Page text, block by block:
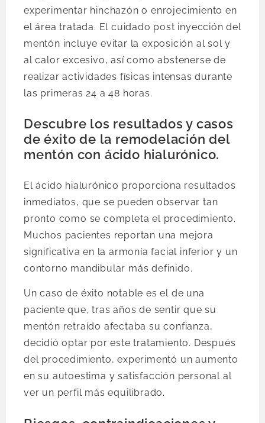
experimentar hinchazón o enrojecimiento en
el área tratada. El cuidado post inyección del
mentón incluye evitar la exposición al sol y
al calor excesivo, así como abstenerse de
realizar actividades físicas intensas durante
las primeras 24 a 48 horas.
Descubre los resultados y casos
de éxito de la remodelación del
mentón con ácido hialurónico.
El ácido hialurónico proporciona resultados
inmediatos, que se pueden observar tan
pronto como se completa el procedimiento.
Muchos pacientes reportan una mejora
significativa en la armonía facial inferior y un
contorno mandibular más definido.
Un caso de éxito notable es el de una
paciente que, tras años de sentir que su
mentón retraído afectaba su confianza,
decidió optar por este tratamiento. Después
del procedimiento, experimentó un aumento
en su autoestima y satisfacción personal al
ver un perfil más equilibrado.